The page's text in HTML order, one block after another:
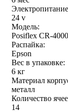
24 v
Модель:
Posiflex CR-4000
Распайка:
Epson
Вес в упаковке:
6 кг
Материал
металл
Количество
14